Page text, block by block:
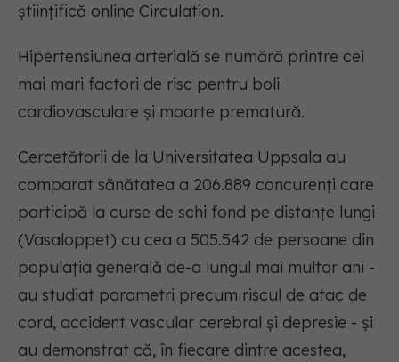
științifică online Circulation.
Hipertensiunea arterială se numără printre cei
mai mari factori de risc pentru boli
cardiovasculare și moarte prematură.
Cercetătorii de la Universitatea Uppsala au
comparat sănătatea a 206.889 concurenți care
participă la curse de schi fond pe distanțe lungi
(Vasaloppet) cu cea a 505.542 de persoane din
populația generală de-a lungul mai multor ani -
au studiat parametri precum riscul de atac de
cord, accident vascular cerebral și depresie - și
au demonstrat că, în fiecare dintre acestea,